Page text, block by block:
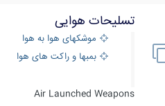
تسلیحات هوایی
موشکهای هوا به هوا
بمبها و راکت های هوایی
Air Launched Weapons